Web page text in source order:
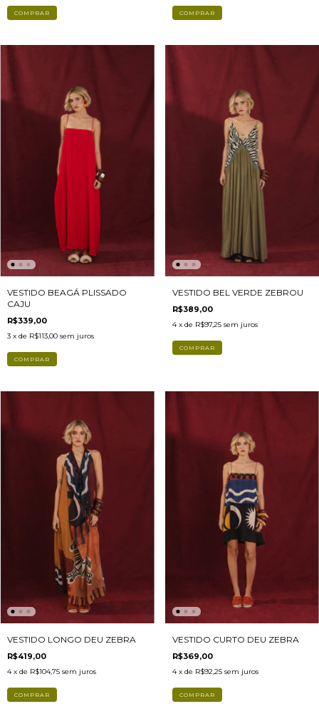
COMPRAR COMPRAR
VESTIDO BEAGÁ PLISSADO
CAJU
R$339,00
3 x de R$113,00 sem juros
COMPRAR
VESTIDO BEL VERDE ZEBROU
R$389,00
4 x de R$97,25 sem juros
COMPRAR
VESTIDO LONGO DEU ZEBRA
R$419,00
4 x de R$104,75 sem juros
COMPRAR
VESTIDO CURTO DEU ZEBRA
R$369,00
4 x de R$92,25 sem juros
COMPRAR